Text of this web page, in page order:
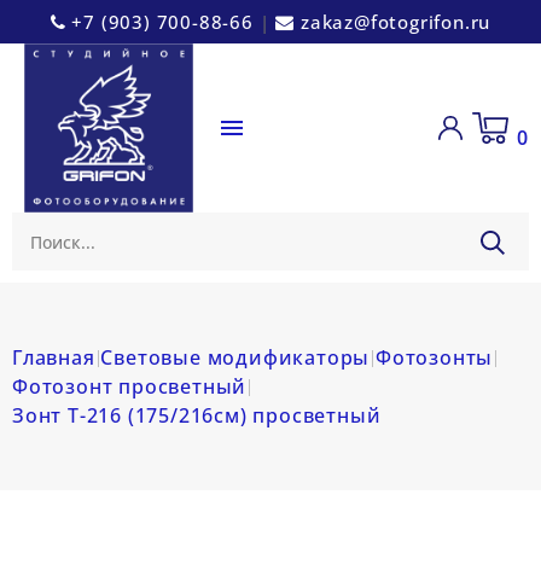
+7 (903) 700-88-66 | zakaz@fotogrifon.ru
 0
Главная Световые модификаторы Фотозонты
Фотозонт просветный
Зонт Т-216 (175/216см) просветный